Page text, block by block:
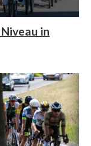
in